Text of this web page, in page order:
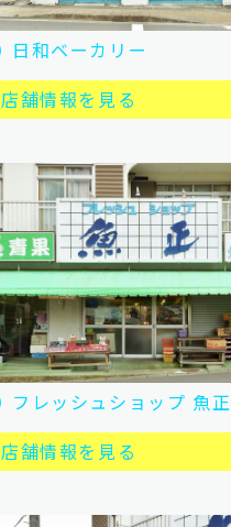
日和ベーカリー
店舗情報を見る
フレッシュショップ 魚正
店舗情報を見る